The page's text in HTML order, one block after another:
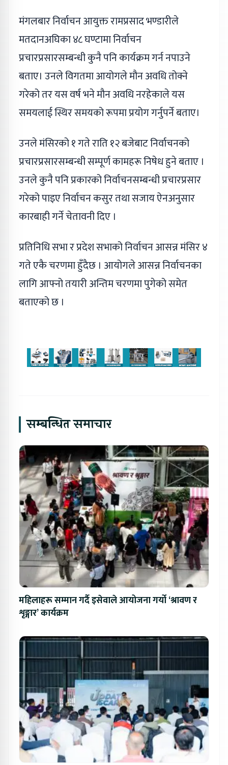
मंगलबार निर्वाचन आयुक्त रामप्रसाद भण्डारीले
मतदानअघिका ४८ घण्टामा निर्वाचन
प्रचारप्रसारसम्बन्धी कुनै पनि कार्यक्रम गर्न नपाउने
बताए। उनले विगतमा आयोगले मौन अवधि तोक्ने
गरेको तर यस वर्ष भने मौन अवधि नरहेकाले यस
समयलाई स्थिर समयको रूपमा प्रयोग गर्नुपर्ने बताए।
उनले मंसिरको १ गते राति १२ बजेबाट निर्वाचनको
प्रचारप्रसारसम्बन्धी सम्पूर्ण कामहरू निषेध हुने बताए ।
उनले कुनै पनि प्रकारको निर्वाचनसम्बन्धी प्रचारप्रसार
गरेको पाइए निर्वाचन कसुर तथा सजाय ऐनअनुसार
कारबाही गर्ने चेतावनी दिए ।
प्रतिनिधि सभा र प्रदेश सभाको निर्वाचन आसन्न मंसिर ४
गते एकै चरणमा हुँदैछ । आयोगले आसन्न निर्वाचनका
लागि आफ्नो तयारी अन्तिम चरणमा पुगेको समेत
बताएको छ ।
सम्बन्धित समाचार
महिलाहरू सम्मान गर्दै इसेवाले आयोजना गर्यो ‘श्रावण र
शृङ्गार’ कार्यक्रम